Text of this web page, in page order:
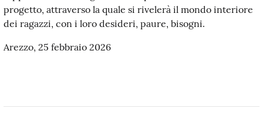
progetto, attraverso la quale si rivelerà il mondo interiore
dei ragazzi, con i loro desideri, paure, bisogni.
Arezzo, 25 febbraio 2026